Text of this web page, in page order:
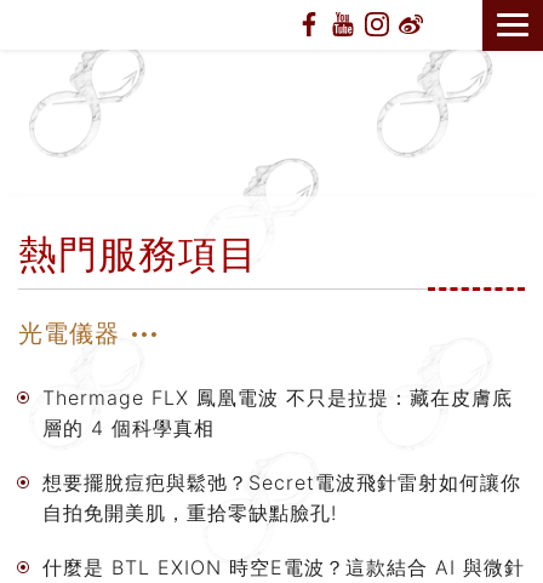
熱門服務項目
光電儀器
Thermage FLX 鳳凰電波 不只是拉提：藏在皮膚底
層的 4 個科學真相
想要擺脫痘疤與鬆弛？Secret電波飛針雷射如何讓你
自拍免開美肌，重拾零缺點臉孔!
什麼是 BTL EXION 時空E電波？這款結合 AI 與微針